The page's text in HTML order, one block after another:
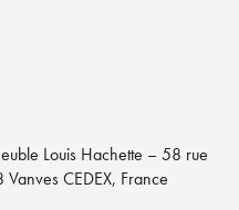
Louis Hachette – 58 rue
CEDEX, France